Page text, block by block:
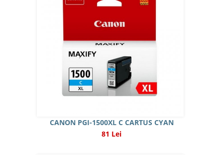
CANON PGI-1500XL C CARTUS CYAN
81 Lei